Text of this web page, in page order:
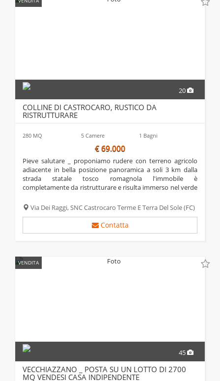
20
COLLINE DI CASTROCARO, RUSTICO DA
RISTRUTTURARE
280 MQ 5 Camere 1 Bagni
€ 69.000
pieve salutare _ proponiamo rudere con terreno agricolo
adiacente in bella posizione panoramica a soli 3 km dalla
strada statale tosco romagnola l'immobile è
completamente da ristrutturare e risulta immerso nel verde
parco privato di complessivi 7.155 mq...
Via Dei Raggi, SNCCastrocaro Terme E Terra Del Sole(FC)
Contatta
VENDITA
45
VECCHIAZZANO _ POSTA SU UN LOTTO DI 2700
MQ VENDESI CASA INDIPENDENTE